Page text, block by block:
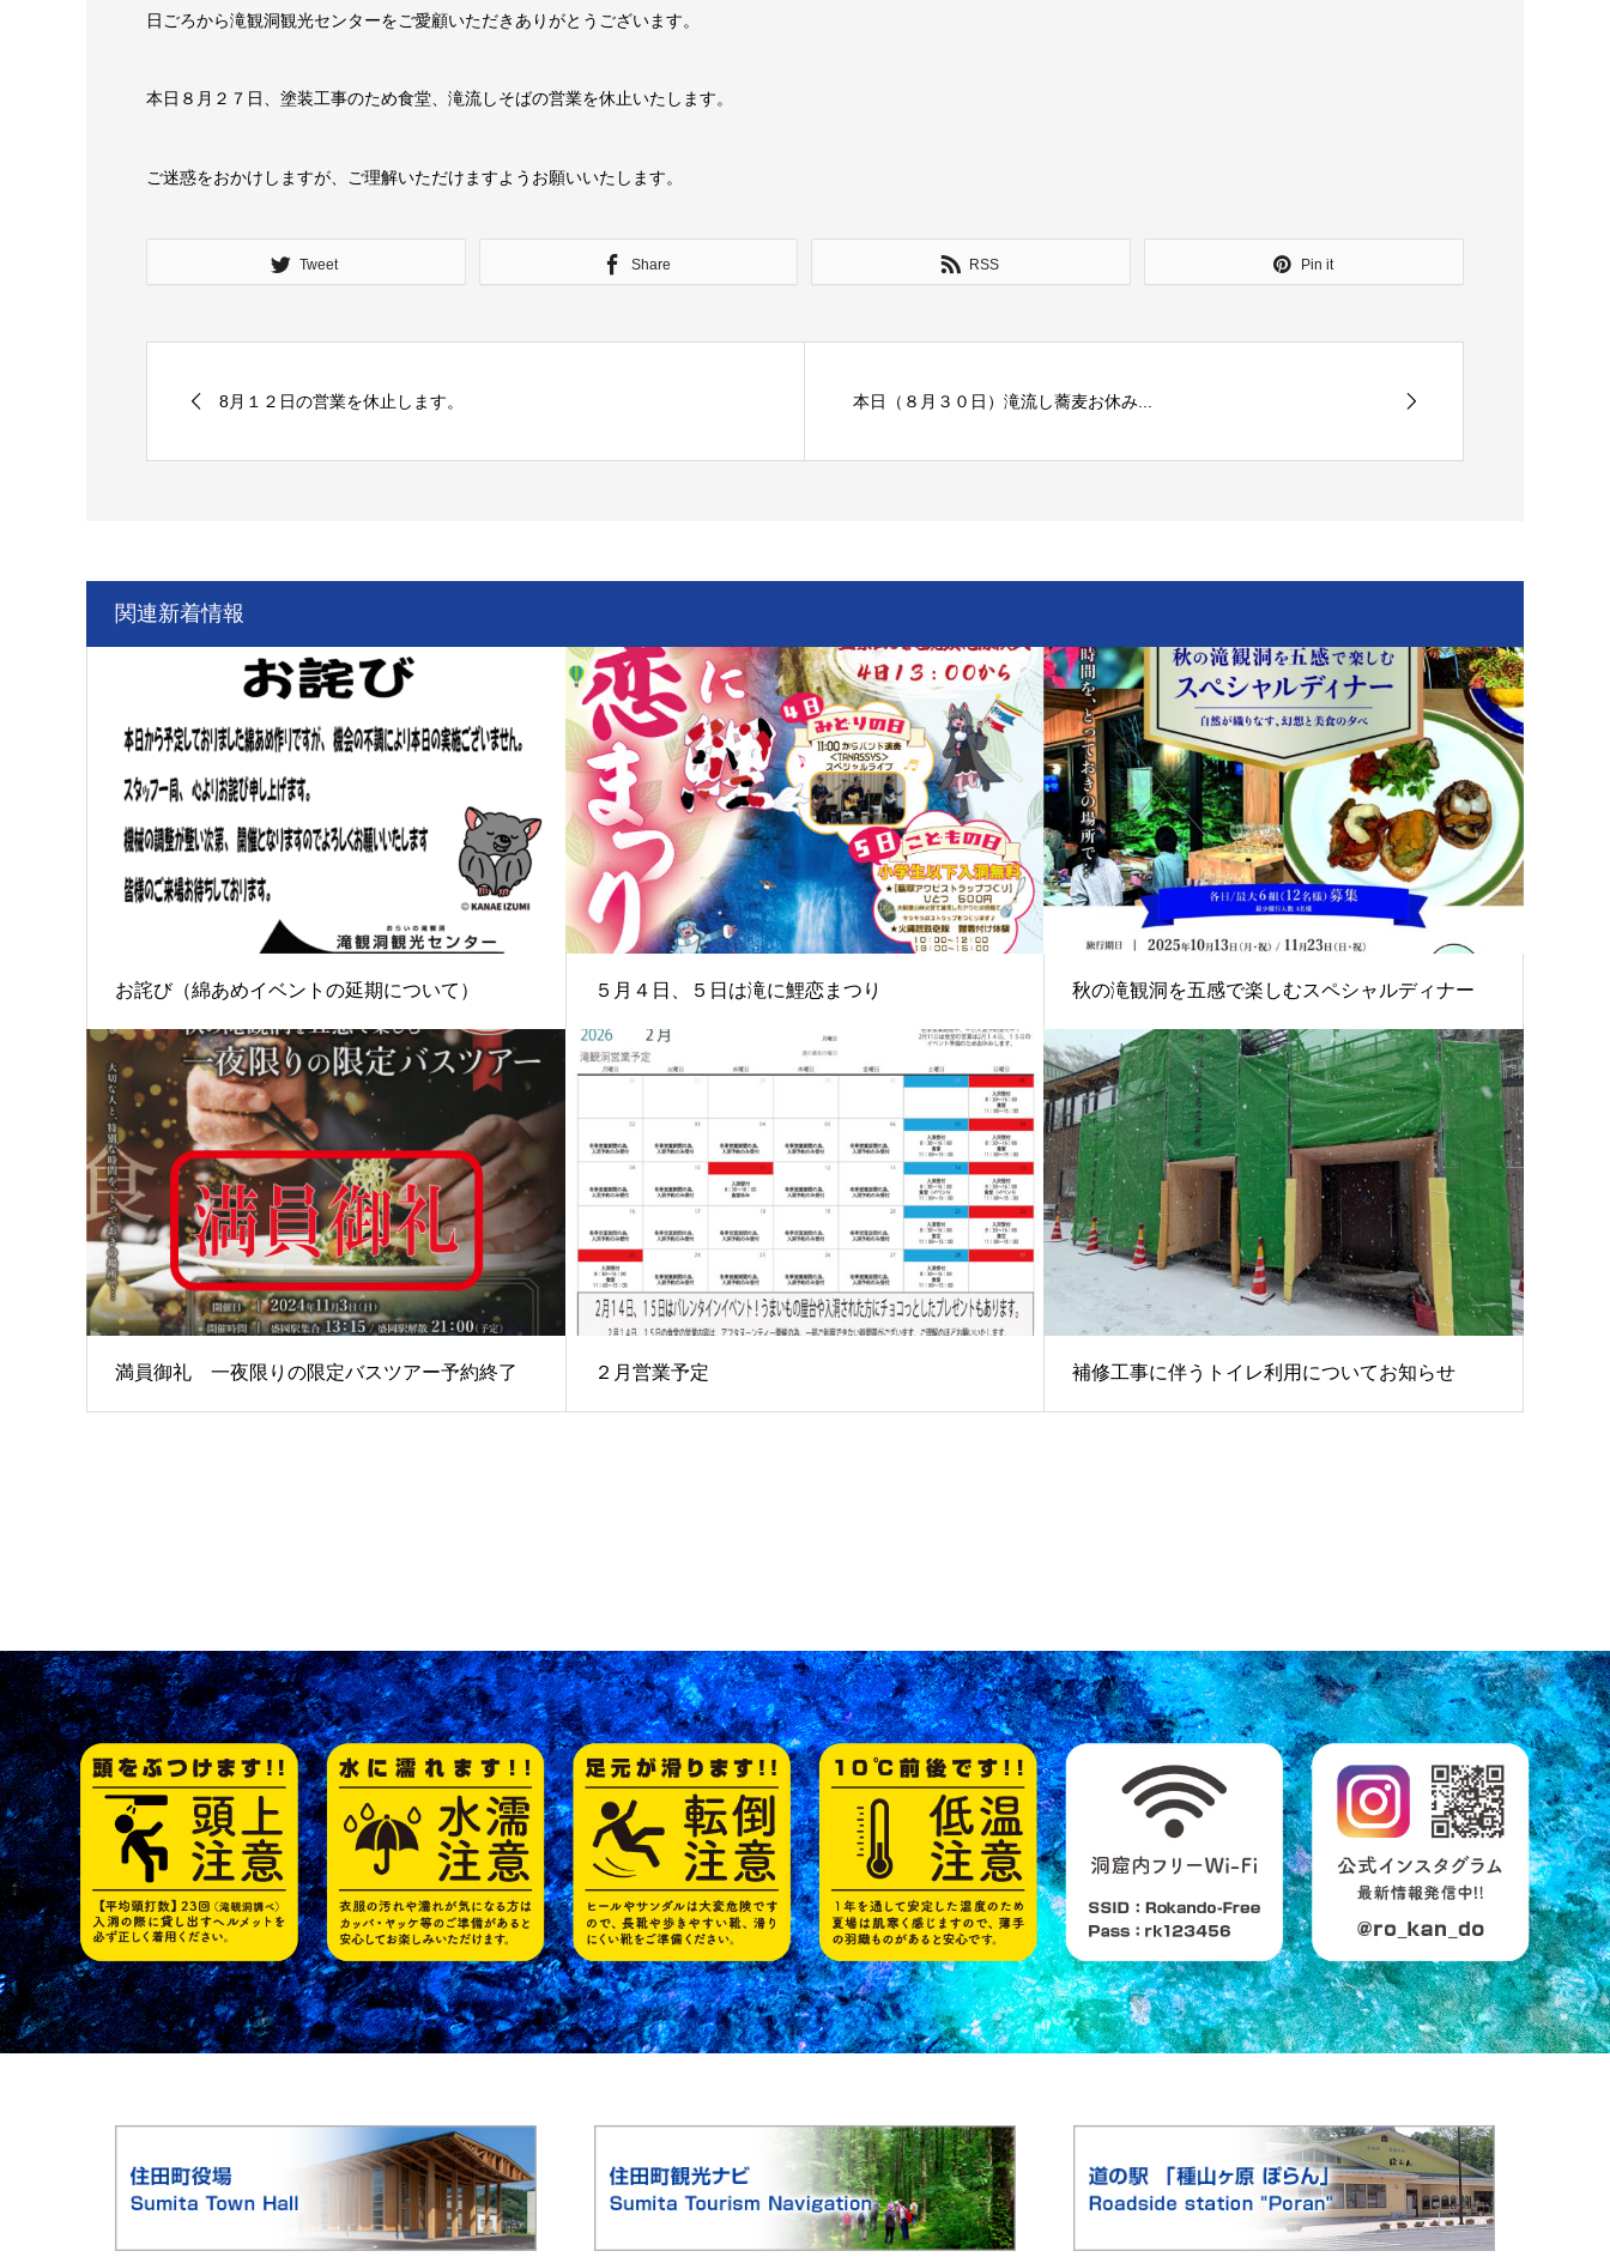
日ごろから滝観洞観光センターをご愛顧いただきありがとうございます。
本日８月２７日、塗装工事のため食堂、滝流しそばの営業を休止いたします。
ご迷惑をおかけしますが、ご理解いただけますようお願いいたします。
Tweet Share RSS Pin it
8月１２日の営業を休止します。 本日（８月３０日）滝流し蕎麦お休み...
関連新着情報
お詫び（綿あめイベントの延期について） ５月４日、５日は滝に鯉恋まつり 秋の滝観洞を五感で楽しむスペシャルディナー
満員御礼 一夜限りの限定バスツアー予約終了 ２月営業予定 補修工事に伴うトイレ利用についてお知らせ